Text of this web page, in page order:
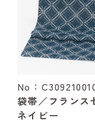
No：
袋帯／フランス
ネイビー